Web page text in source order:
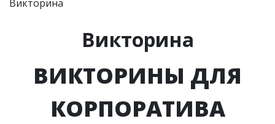
Викторина
Викторина
ВИКТОРИНЫ ДЛЯ
КОРПОРАТИВА